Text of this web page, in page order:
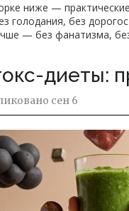
ниже —
голодания, без
— без фанатизма,
диеты:
сен 6